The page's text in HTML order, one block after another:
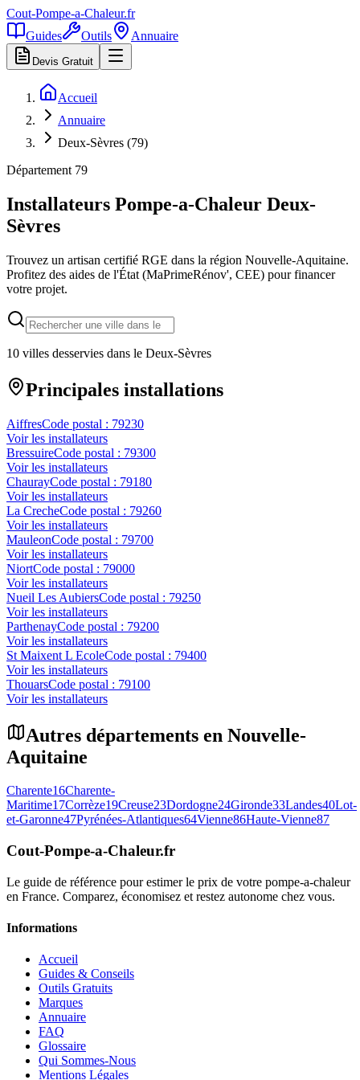
Cout-Pompe-a-Chaleur.fr
Guides
Outils Annuaire
Devis Gratuit
Accueil
Annuaire
Deux-Sèvres (79)
Département 79
Installateurs Pompe-a-Chaleur Deux-
Sèvres
Trouvez un artisan certifié RGE dans la région Nouvelle-Aquitaine.
Profitez des aides de l'État (MaPrimeRénov', CEE) pour financer
votre projet.
10 villes desservies dans le Deux-Sèvres
Principales installations
AiffresCode postal : 79230
Voir les installateurs
BressuireCode postal : 79300
Voir les installateurs
ChaurayCode postal : 79180
Voir les installateurs
La CrecheCode postal : 79260
Voir les installateurs
MauleonCode postal : 79700
Voir les installateurs
NiortCode postal : 79000
Voir les installateurs
Nueil Les AubiersCode postal : 79250
Voir les installateurs
ParthenayCode postal : 79200
Voir les installateurs
St Maixent L EcoleCode postal : 79400
Voir les installateurs
ThouarsCode postal : 79100
Voir les installateurs
Autres départements en Nouvelle-
Aquitaine
Charente16Charente-
Maritime17Corrèze19Creuse23Dordogne24Gironde33Landes40Lot-
et-Garonne47Pyrénées-Atlantiques64Vienne86Haute-Vienne87
Cout-Pompe-a-Chaleur.fr
Le guide de référence pour estimer le prix de votre pompe-a-chaleur
en France. Comparez, économisez et restez autonome chez vous.
Informations
Accueil
Guides & Conseils
Outils Gratuits
Marques
Annuaire
FAQ
Glossaire
Qui Sommes-Nous
Mentions Légales